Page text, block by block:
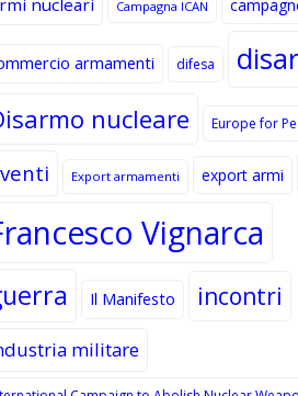
Campagna ICAN
armamenti difesa
nucleare Europe for
Export armamenti export armi
Vignarca
Il Manifesto incontri
militare